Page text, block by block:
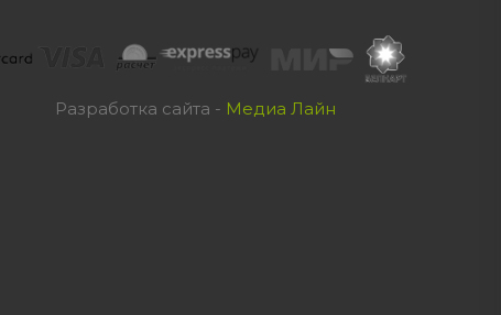
Разработка сайта - Медиа Лайн